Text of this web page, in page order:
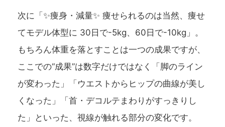
次に「✨痩身・減量✨ 痩せられるのは当然、痩せ
てモデル体型に 30日で-5kg、60日で-10kg」。
もちろん体重を落とすことは一つの成果ですが、
ここでの“成果”は数字だけではなく「脚のライン
が変わった」「ウエストからヒップの曲線が美し
くなった」「首・デコルテまわりがすっきりし
た」といった、視線が触れる部分の変化です。